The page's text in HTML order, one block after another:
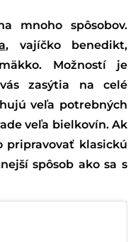
mnoho spôsobov.
, vajíčko benedikt,
Možností je
zasýtia na celé
veľa potrebných
veľa bielkovín. Ak
pripravovať klasickú
spôsob ako sa s